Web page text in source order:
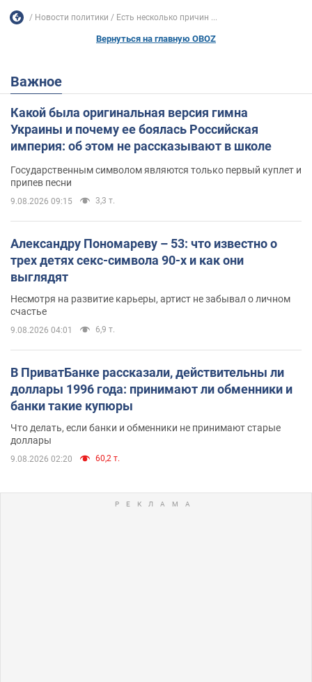
Новости политики Есть несколько причин ...
Вернуться на главную OBOZ
Важное
Какой была оригинальная версия гимна
Украины и почему ее боялась Российская
империя: об этом не рассказывают в школе
Государственным символом являются только первый куплет и
припев песни
9.08.2026 09:15 3,3 т.
Александру Пономареву – 53: что известно о
трех детях секс-символа 90-х и как они
выглядят
Несмотря на развитие карьеры, артист не забывал о личном
счастье
9.08.2026 04:01 6,9 т.
В ПриватБанке рассказали, действительны ли
доллары 1996 года: принимают ли обменники и
банки такие купюры
Что делать, если банки и обменники не принимают старые
доллары
9.08.2026 02:20 60,2 т.